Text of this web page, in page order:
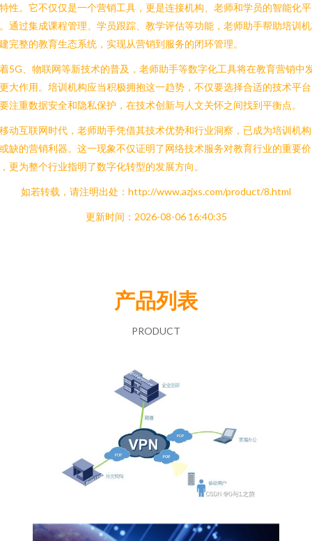
性。它不仅仅是一个营销工具，更是连接机构、老师和学员的智能化平
通过集成课程管理、学员跟踪、教学评估等功能，老师助手帮助培训
完整的教育生态系统，实现从营销到服务的闭环管理。
5G、物联网等新技术的普及，老师助手等数字化工具将在教育营销中
大作用。培训机构应当积极拥抱这一趋势，不仅要选择合适的技术平
注重数据安全和隐私保护，在技术创新与人文关怀之间找到平衡点。
动互联网时代，老师助手凭借其技术优势和行业洞察，已成为培训机
缺的营销利器。这一现象不仅证明了网络技术服务对教育行业的重要价
更为整个行业指明了数字化转型的发展方向。
如若转载，请注明出处：http://www.azjxs.com/product/8.html
更新时间：2026-08-06 16:40:35
产品列表
PRODUCT